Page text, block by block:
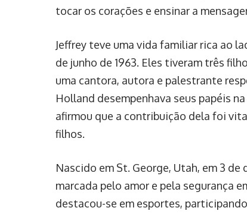
tocar os corações e ensinar a
Jeffrey teve uma vida familiar rica ao
de junho de 1963. Eles tiveram três
uma cantora, autora e palestrante
Holland desempenhava seus papéis
afirmou que a contribuição dela foi
filhos.
Nascido em St. George, Utah, em 3
marcada pelo amor e pela segurança
destacou-se em esportes,